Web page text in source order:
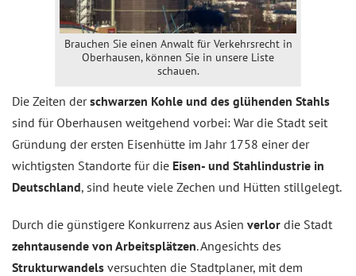
Brauchen Sie einen Anwalt für Verkehrsrecht in
Oberhausen, können Sie in unsere Liste
schauen.
Die Zeiten derschwarzen Kohle und des glühenden Stahls
sind für Oberhausen weitgehend vorbei: War die Stadt seit
Gründung der ersten Eisenhütte im Jahr 1758 einer der
wichtigsten Standorte für die Eisen- und Stahlindustrie in
Deutschland, sind heute viele Zechen und Hütten stillgelegt.
Durch die günstigere Konkurrenz aus Asien verlor die Stadt
zehntausende von Arbeitsplätzen. Angesichts des
Strukturwandels versuchten die Stadtplaner, mit dem